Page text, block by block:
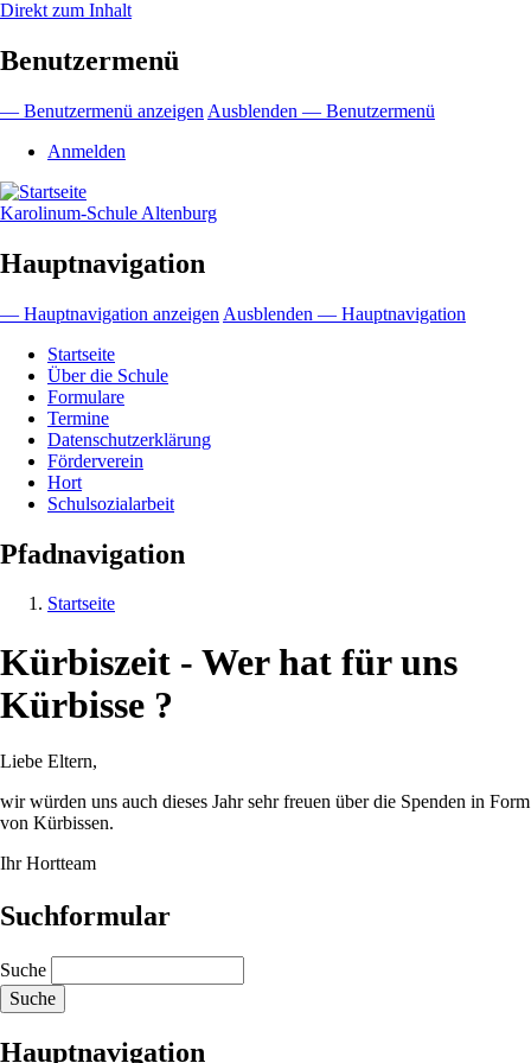
Direkt zum Inhalt
Benutzermenü
— Benutzermenü anzeigen Ausblenden — Benutzermenü
Anmelden
Karolinum-Schule Altenburg
Hauptnavigation
— Hauptnavigation anzeigen Ausblenden — Hauptnavigation
Startseite
Über die Schule
Formulare
Termine
Datenschutzerklärung
Förderverein
Hort
Schulsozialarbeit
Pfadnavigation
Startseite
Kürbiszeit - Wer hat für uns
Kürbisse ?
Liebe Eltern,
wir würden uns auch dieses Jahr sehr freuen über die Spenden in Form
von Kürbissen.
Ihr Hortteam
Suchformular
Suche
Hauptnavigation